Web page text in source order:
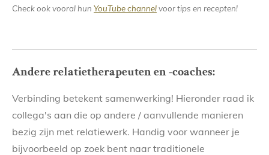
Check ook vooral hun YouTube channelvoor tips en recepten!
Andere relatietherapeuten en -coaches:
Verbinding betekent samenwerking! Hieronder raad ik
collega's aan die op andere / aanvullende manieren
bezig zijn met relatiewerk. Handig voor wanneer je
bijvoorbeeld op zoek bent naar traditionele